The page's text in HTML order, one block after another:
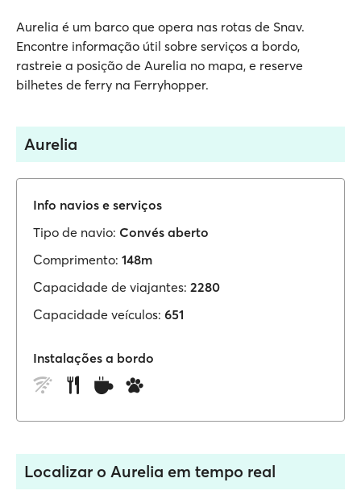
Aurelia é um barco que opera nas rotas de Snav.
Encontre informação útil sobre serviços a bordo,
rastreie a posição de Aurelia no mapa, e reserve
bilhetes de ferry na Ferryhopper.
Aurelia
Info navios e serviços
Tipo de navio: Convés aberto
Comprimento: 148m
Capacidade de viajantes: 2280
Capacidade veículos: 651
Instalações a bordo
Localizar o Aurelia em tempo real